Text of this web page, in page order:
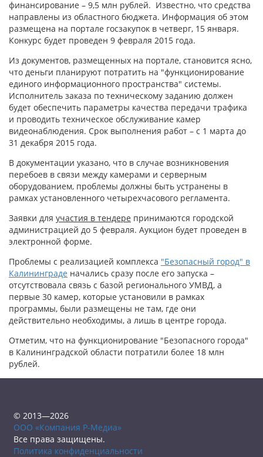
финансирование – 9,5 млн рублей. Известно, что средства
направлены из областного бюджета. Информация об этом
размещена на портале госзакупок в четверг, 15 января.
Конкурс будет проведен 9 февраля 2015 года.
Из документов, размещенных на портале, становится ясно,
что деньги планируют потратить на "функционирование
единого информационного пространства" системы.
Исполнитель заказа по техническому заданию должен
будет обеспечить параметры качества передачи трафика
и проводить техническое обслуживание камер
видеонаблюдения. Срок выполнения работ – с 1 марта до
31 декабря 2015 года.
В документации указано, что в случае возникновения
перебоев в связи между камерами и серверным
оборудованием, проблемы должны быть устранены в
рамках установленного четырехчасового регламента.
Заявки для участия в тендере принимаются городской
администрацией до 5 февраля. Аукцион будет проведен в
электронной форме.
Проблемы с реализацией комплекса "Безопасный город" в
Калининграде начались сразу после его запуска –
отсутствовала связь с базой регионального УМВД, а
первые 30 камер, которые установили в рамках
программы, были размещены не там, где они
действительно необходимы, а лишь в центре города.
Отметим, что на функционирование "Безопасного города"
в Калининградской области потратили более 18 млн
рублей.
© 2013—2026
ООО «Компания Р-Медиа»
Все права защищены.
Политика конфиденциальности